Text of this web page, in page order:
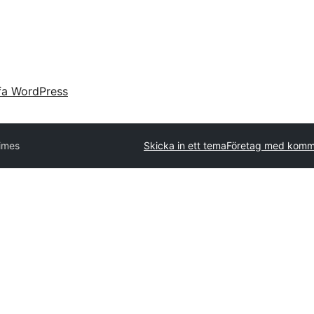
WordPress
Skicka in ett temaFöretag med